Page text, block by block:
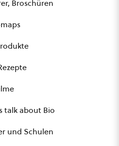
Broschüren
talk about Bio
und Schulen